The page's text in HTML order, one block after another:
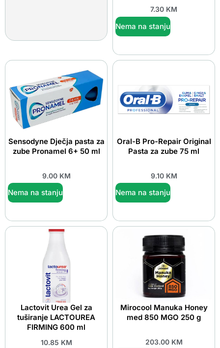
7.30 KM
Nema na stanju
Sensodyne Dječja pasta za
zube Pronamel 6+ 50 ml
9.00 KM
Nema na stanju
Oral-B Pro-Repair Original
Pasta za zube 75 ml
9.10 KM
Nema na stanju
Lactovit Urea Gel za
tuširanje LACTOUREA
FIRMING 600 ml
10.85 KM
Mirocool Manuka Honey
med 850 MGO 250 g
203.00 KM